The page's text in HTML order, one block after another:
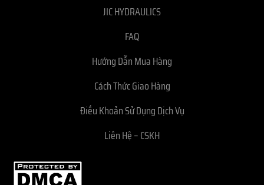
JIC HYDRAULICS
FAQ
Hướng Dẫn Mua Hàng
Cách Thức Giao Hàng
Điều Khoản Sử Dụng Dịch Vụ
Liên Hệ – CSKH